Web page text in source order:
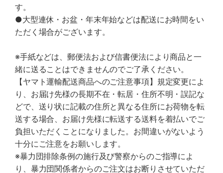
す。
●大型連休・お盆・年末年始などは配送にお時間をい
ただく場合がございます。
※手紙などは、郵便法および信書便法により商品と一
緒に送ることはできませんのでご了承ください。
【ヤマト運輸配送商品へのご注意事項】規定変更によ
り、お届け先様の長期不在・転居・住所不明・誤記な
どで、送り状に記載の住所と異なる住所にお荷物を転
送する場合、お届け先様に転送する送料を着払いでご
負担いただくことになりました。お間違いがないよう
十分にご注意をお願いします。
※暴力団排除条例の施行及び警察からのご指導によ
り、暴力団関係者からのご注文はお断りさせていただ